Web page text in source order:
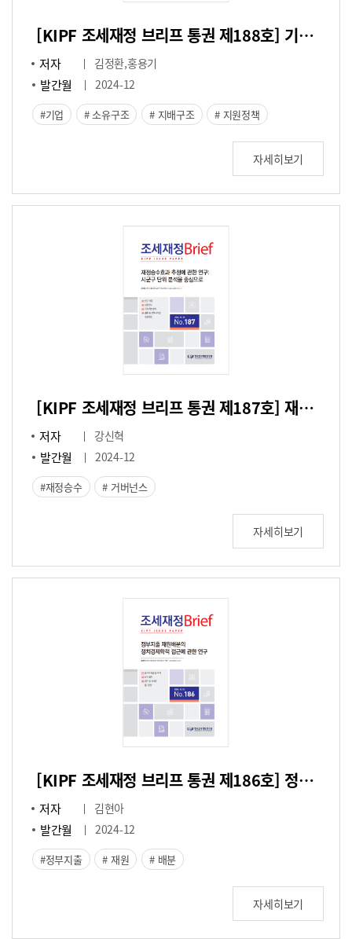
[KIPF 조세재정 브리프 통권 제188호] 기업 소유·지배구조를 고려한 기업지원정책 개선방안 연구
저자 김정환,홍용기
발간월 2024-12
기업 소유구조 지배구조 지원정책
자세히보기
[KIPF 조세재정 브리프 통권 제187호] 재정승수효과 추정에 관한 연구: 시군구 단위 분석을 중심으로
저자 강신혁
발간월 2024-12
재정승수 거버넌스
자세히보기
[KIPF 조세재정 브리프 통권 제186호] 정부지출 재원배분의 정치경제학적 접근에 관한 연구
저자 김현아
발간월 2024-12
정부지출 재원 배분
자세히보기